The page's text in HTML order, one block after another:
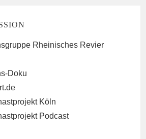
Rheinisches Revier
Doku
Köln
Podcast